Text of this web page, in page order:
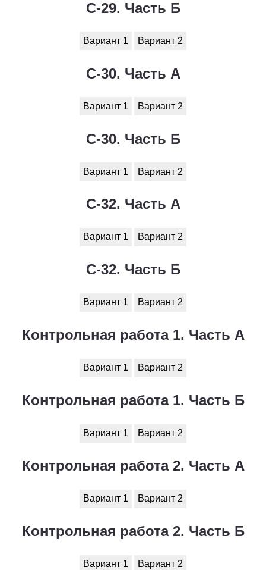
С-29. Часть Б
Вариант 1 Вариант 2
С-30. Часть А
Вариант 1 Вариант 2
С-30. Часть Б
Вариант 1 Вариант 2
С-32. Часть А
Вариант 1 Вариант 2
С-32. Часть Б
Вариант 1 Вариант 2
Контрольная работа 1. Часть А
Вариант 1 Вариант 2
Контрольная работа 1. Часть Б
Вариант 1 Вариант 2
Контрольная работа 2. Часть А
Вариант 1 Вариант 2
Контрольная работа 2. Часть Б
Вариант 1 Вариант 2